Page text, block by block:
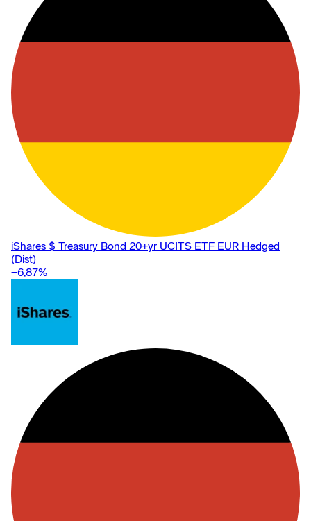
iShares $ Treasury Bond 20+yr UCITS ETF EUR Hedged
(Dist)
−6,87%